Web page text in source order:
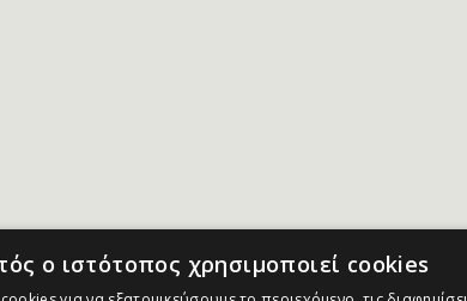
ο ιστότοπος χρησιμοποιεί cookies